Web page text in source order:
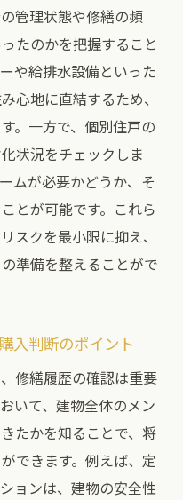
管理状態や修繕の頻
たのかを把握すること
や給排水設備といった
心地に直結するため、
。一方で、個別住戸の
状況をチェックしま
ムが必要かどうか、そ
とが可能です。これら
スクを最小限に抑え、
準備を整えることがで
入判断のポイント
修繕履歴の確認は重要
いて、建物全体のメン
たかを知ることで、将
できます。例えば、定
ョンは、建物の安全性